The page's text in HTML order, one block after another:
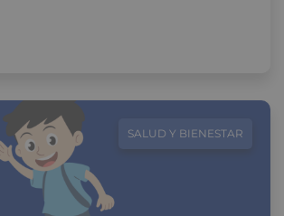
SALUD Y BIENESTAR